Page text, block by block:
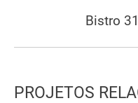
Bistro
PROJETOS